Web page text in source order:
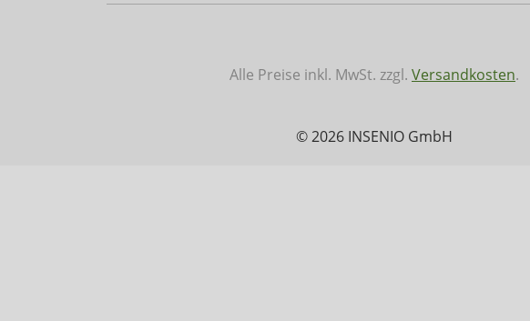
Alle Preise inkl. MwSt. zzgl. Versandkosten.
© 2026 INSENIO GmbH